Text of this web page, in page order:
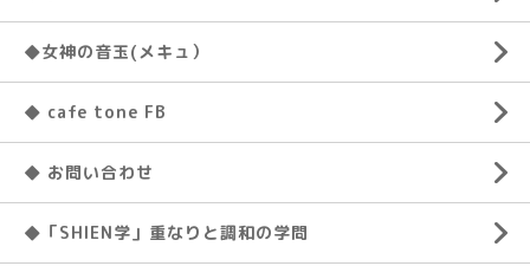
◆女神の音玉(メキュ）
◆ cafe tone FB
◆ お問い合わせ
◆「SHIEN学」重なりと調和の学問